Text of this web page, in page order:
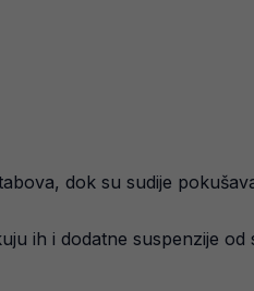
dok su sudije
ih i dodatne suspenzije od